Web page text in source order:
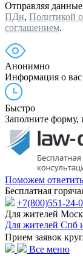
Отправляя
ПДн, Политикой
соглашением.
Анонимно
Информация о вас
Быстро
Заполните форму,
Поможем
Бесплатная
+7(800)551-24-
Для жителей
Для жителей Спб
Прием заявок
Все меню